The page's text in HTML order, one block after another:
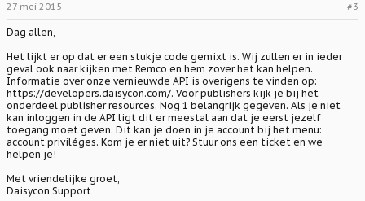
27 mei 2015 #3
Dag allen,
Het lijkt er op dat er een stukje code gemixt is. Wij zullen er in ieder
geval ook naar kijken met Remco en hem zover het kan helpen.
Informatie over onze vernieuwde API is overigens te vinden op:
https://developers.daisycon.com/. Voor publishers kijk je bij het
onderdeel publisher resources. Nog 1 belangrijk gegeven. Als je niet
kan inloggen in de API ligt dit er meestal aan dat je eerst jezelf
toegang moet geven. Dit kan je doen in je account bij het menu:
account priviléges. Kom je er niet uit? Stuur ons een ticket en we
helpen je!
Met vriendelijke groet,
Daisycon Support